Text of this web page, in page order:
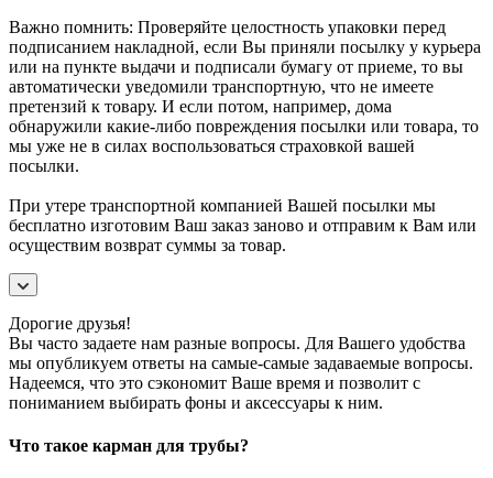
Важно помнить: Проверяйте целостность упаковки перед
подписанием накладной, если Вы приняли посылку у курьера
или на пункте выдачи и подписали бумагу от приеме, то вы
автоматически уведомили транспортную, что не имеете
претензий к товару. И если потом, например, дома
обнаружили какие-либо повреждения посылки или товара, то
мы уже не в силах воспользоваться страховкой вашей
посылки.
При утере транспортной компанией Вашей посылки мы
бесплатно изготовим Ваш заказ заново и отправим к Вам или
осуществим возврат суммы за товар.
Дорогие друзья!
Вы часто задаете нам разные вопросы. Для Вашего удобства
мы опубликуем ответы на самые-самые задаваемые вопросы.
Надеемся, что это сэкономит Ваше время и позволит с
пониманием выбирать фоны и аксессуары к ним.
Что такое карман для трубы?